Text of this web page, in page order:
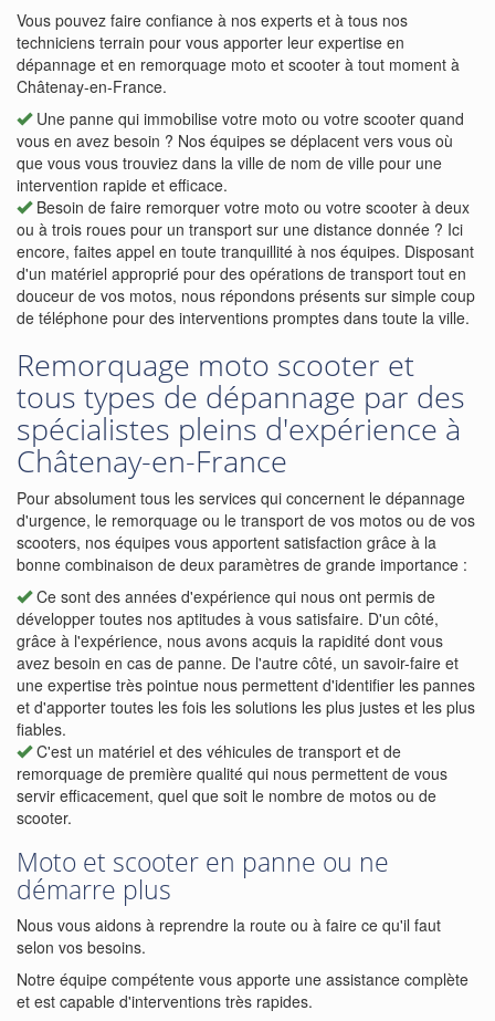
Vous pouvez faire confiance à nos experts et à tous nos
techniciens terrain pour vous apporter leur expertise en
dépannage et en remorquage moto et scooter à tout moment à
Châtenay-en-France.
Une panne qui immobilise votre moto ou votre scooter quand
vous en avez besoin ? Nos équipes se déplacent vers vous où
que vous vous trouviez dans la ville de nom de ville pour une
intervention rapide et efficace.
Besoin de faire remorquer votre moto ou votre scooter à deux
ou à trois roues pour un transport sur une distance donnée ? Ici
encore, faites appel en toute tranquillité à nos équipes. Disposant
d'un matériel approprié pour des opérations de transport tout en
douceur de vos motos, nous répondons présents sur simple coup
de téléphone pour des interventions promptes dans toute la ville.
Remorquage moto scooter et
tous types de dépannage par des
spécialistes pleins d'expérience à
Châtenay-en-France
Pour absolument tous les services qui concernent le dépannage
d'urgence, le remorquage ou le transport de vos motos ou de vos
scooters, nos équipes vous apportent satisfaction grâce à la
bonne combinaison de deux paramètres de grande importance :
Ce sont des années d'expérience qui nous ont permis de
développer toutes nos aptitudes à vous satisfaire. D'un côté,
grâce à l'expérience, nous avons acquis la rapidité dont vous
avez besoin en cas de panne. De l'autre côté, un savoir-faire et
une expertise très pointue nous permettent d'identifier les pannes
et d'apporter toutes les fois les solutions les plus justes et les plus
fiables.
C'est un matériel et des véhicules de transport et de
remorquage de première qualité qui nous permettent de vous
servir efficacement, quel que soit le nombre de motos ou de
scooter.
Moto et scooter en panne ou ne
démarre plus
Nous vous aidons à reprendre la route ou à faire ce qu'il faut
selon vos besoins.
Notre équipe compétente vous apporte une assistance complète
et est capable d'interventions très rapides.